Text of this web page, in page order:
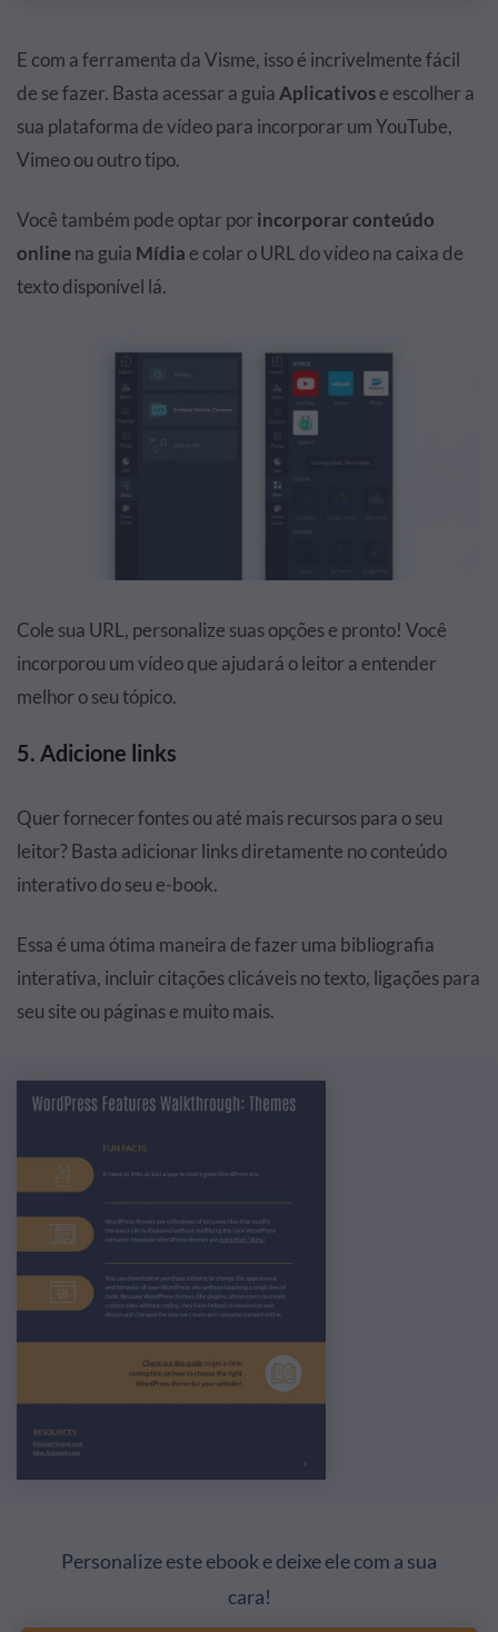
E com a ferramenta da Visme, isso é incrivelmente fácil
de se fazer. Basta acessar a guia Aplicativose escolher a
sua plataforma de vídeo para incorporar um YouTube,
Vimeo ou outro tipo.
Você também pode optar por incorporar conteúdo
onlinena guia Mídia e colar o URL do vídeo na caixa de
texto disponível lá.
Cole sua URL, personalize suas opções e pronto! Você
incorporou um vídeo que ajudará o leitor a entender
melhor o seu tópico.
5. Adicione links
Quer fornecer fontes ou até mais recursos para o seu
leitor? Basta adicionar links diretamente no conteúdo
interativo do seu e-book.
Essa é uma ótima maneira de fazer uma bibliografia
interativa, incluir citações clicáveis no texto, ligações para
seu site ou páginas e muito mais.
Personalize este ebook e deixe ele com a sua
cara!